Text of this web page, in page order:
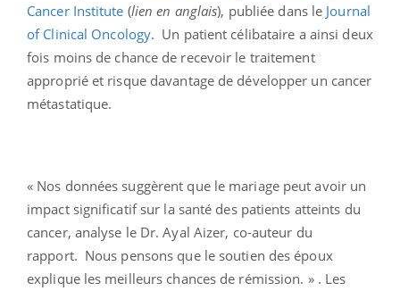
Cancer Institute (lien en anglais), publiée dans le Journal
of Clinical Oncology. Un patient célibataire a ainsi deux
fois moins de chance de recevoir le traitement
approprié et risque davantage de développer un cancer
métastatique.
« Nos données suggèrent que le mariage peut avoir un
impact significatif sur la santé des patients atteints du
cancer, analyse le Dr. Ayal Aizer, co-auteur du
rapport. Nous pensons que le soutien des époux
explique les meilleurs chances de rémission. » . Les